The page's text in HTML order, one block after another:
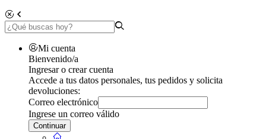
Mi cuenta
Bienvenido/a
Ingresar o crear cuenta
Accede a tus datos personales, tus pedidos y solicita
devoluciones:
Correo electrónico
Ingrese un correo válido
Continuar